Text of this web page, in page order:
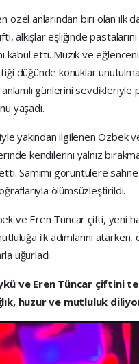
özel anlarından biri olan ilk
alkışlar eşliğinde
kabul etti. Müzik ve
düğünde konuklar
günlerini sevdikleriyle
yaşadı.
yakından ilgilenen Özbek
kendilerini yalnız
Samimi görüntülere
ölümsüzleştirildi.
ve Eren Tüncar çifti, yeni
ilk adımlarını
uğurladı.
ve Eren Tüncar çiftini
huzur ve mutluluk